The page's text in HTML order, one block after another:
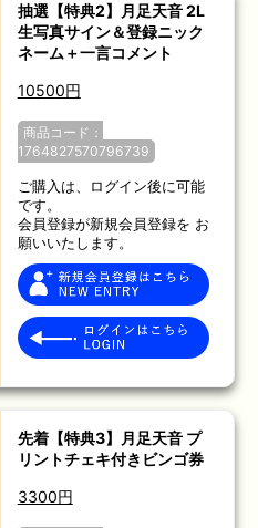
抽選【特典2】月足天音 2L
生写真サイン＆登録ニック
ネーム＋一言コメント
10500円
商品コード：
1764827570796739
ご購入は、ログイン後に可能
です。
会員登録が新規会員登録を お
願いいたします。
先着【特典3】月足天音 プ
リントチェキ付きビンゴ券
3300円